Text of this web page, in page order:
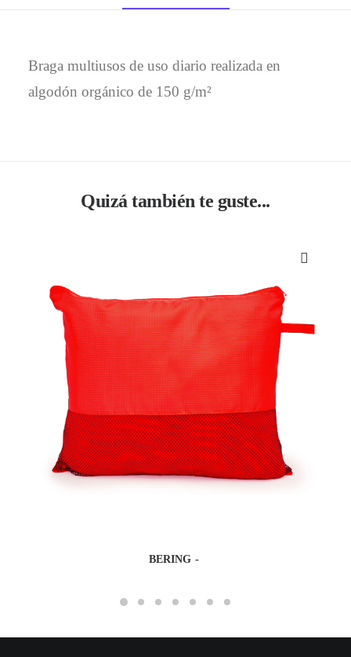
Braga multiusos de uso diario realizada en
algodón orgánico de 150 g/m²
Quizá también te guste...
BERING